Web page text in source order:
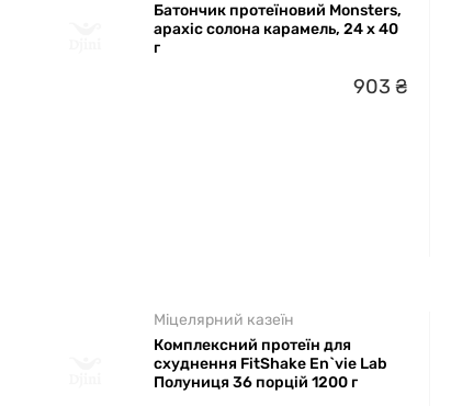
Батончик протеїновий Monsters,
арахіс солона карамель, 24 x 40
г
903 ₴
Міцелярний казеїн
Комплексний протеїн для
схуднення FitShake En`vie Lab
Полуниця 36 порцій 1200 г